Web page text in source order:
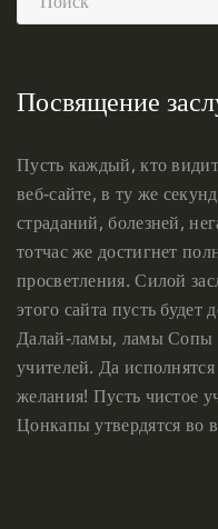
Посвящение
Пусть каждый, кто
веб-сайте, в ту же
страданий, болезней,
тотчас же достигнет
просветления. Силой
этого сайта пусть
Далай-ламы, ламы Сопы
учителей. Да
желания! Пусть чистое
Цонкапы утвердятся во